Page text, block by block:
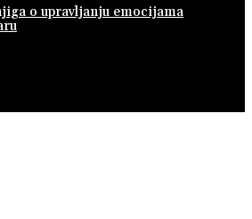
o upravljanju emocijama